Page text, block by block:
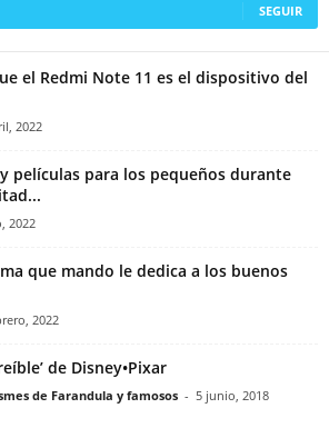
SEGUIR
el Redmi Note 11 es el dispositivo del
2022
películas para los pequeños durante
2022
que mando le dedica a los buenos
2022
de Disney•Pixar
de Farandula y famosos - 5 junio, 2018